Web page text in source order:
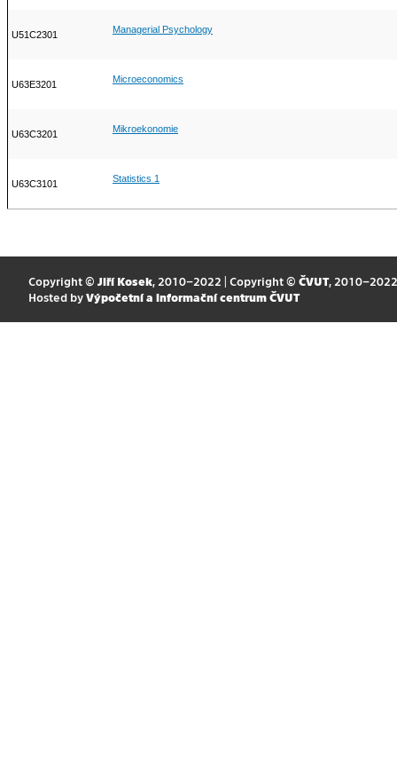
U51C2301 Managerial Psychology
U63E3201 Microeconomics
U63C3201 Mikroekonomie
U63C3101 Statistics 1
Copyright © Jiří Kosek, 2010–2022 | Copyright © ČVUT, 2010–2022
Hosted by Výpočetní a informační centrum ČVUT